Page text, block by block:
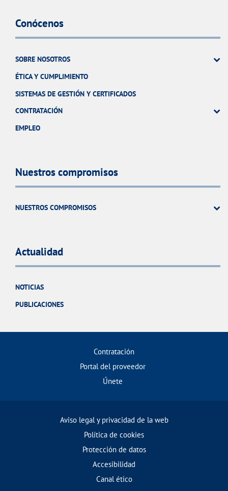
Conócenos
SOBRE NOSOTROS
ÉTICA Y CUMPLIMIENTO
SISTEMAS DE GESTIÓN Y CERTIFICADOS
CONTRATACIÓN
EMPLEO
Nuestros compromisos
NUESTROS COMPROMISOS
Actualidad
NOTICIAS
PUBLICACIONES
Contratación
Portal del proveedor
Únete
Aviso legal y privacidad de la web
Política de cookies
Protección de datos
Accesibilidad
Canal ético